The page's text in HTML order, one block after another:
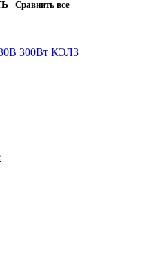
Сравнить все
300Вт КЭЛЗ